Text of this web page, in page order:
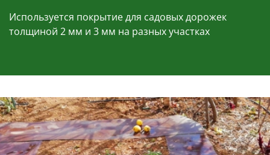
Используется покрытие для садовых дорожек
толщиной 2 мм и 3 мм на разных участках